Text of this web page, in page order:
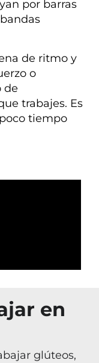
por barras
de ritmo y
o
de
trabajes. Es
tiempo
en
glúteos,